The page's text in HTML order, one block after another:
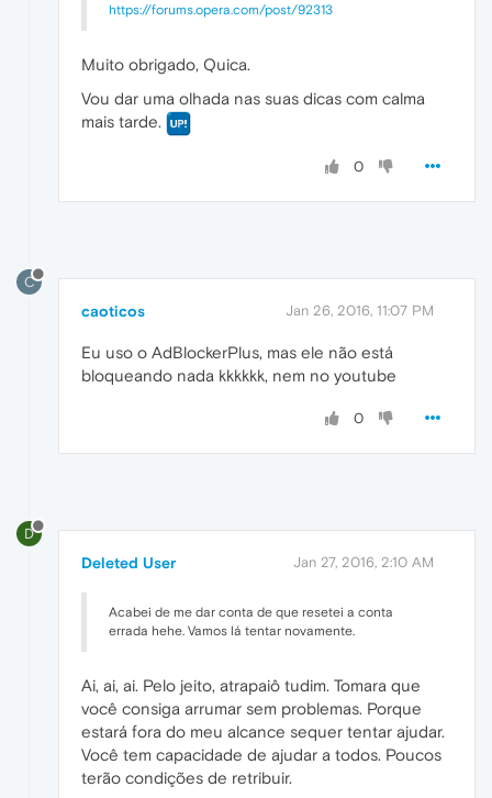
https://forums.opera.com/post/92313
Muito obrigado, Quica.
Vou dar uma olhada nas suas dicas com calma
mais tarde.
0
C
caoticos Jan 26, 2016, 11:07 PM
Eu uso o AdBlockerPlus, mas ele não está
bloqueando nada kkkkkk, nem no youtube
0
D
Deleted User Jan 27, 2016, 2:10 AM
Acabei de me dar conta de que resetei a conta
errada hehe. Vamos lá tentar novamente.
Ai, ai, ai. Pelo jeito, atrapaiô tudim. Tomara que
você consiga arrumar sem problemas. Porque
estará fora do meu alcance sequer tentar ajudar.
Você tem capacidade de ajudar a todos. Poucos
terão condições de retribuir.